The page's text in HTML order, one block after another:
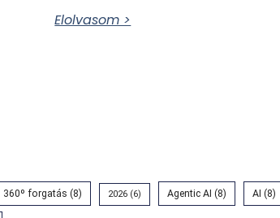
Elolvasom >
360º forgatás (8) 2026 (6) Agentic AI (8) AI (8)